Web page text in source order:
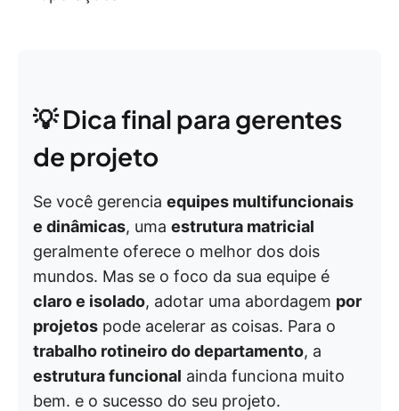
💡 Dica final para gerentes
de projeto
Se você gerencia equipes multifuncionais
e dinâmicas, uma estrutura matricial
geralmente oferece o melhor dos dois
mundos. Mas se o foco da sua equipe é
claro e isolado, adotar uma abordagem por
projetos pode acelerar as coisas. Para o
trabalho rotineiro do departamento, a
estrutura funcional ainda funciona muito
bem. e o sucesso do seu projeto.